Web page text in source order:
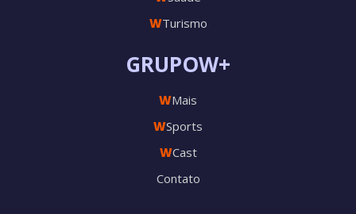
GRUPOW+
WMais
WSports
WCast
Contato
WTurismo